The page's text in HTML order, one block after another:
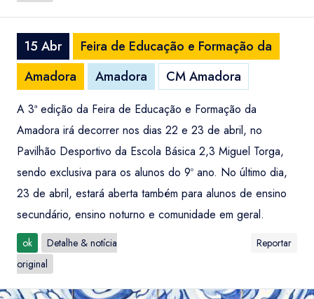
15 Abr
Feira de Educação e Formação da
Amadora
Amadora CM Amadora
A 3ª edição da Feira de Educação e Formação da
Amadora irá decorrer nos dias 22 e 23 de abril, no
Pavilhão Desportivo da Escola Básica 2,3 Miguel Torga,
sendo exclusiva para os alunos do 9º ano. No último dia,
23 de abril, estará aberta também para alunos de ensino
secundário, ensino noturno e comunidade em geral.
ok
Detalhe & notícia
original
Reportar